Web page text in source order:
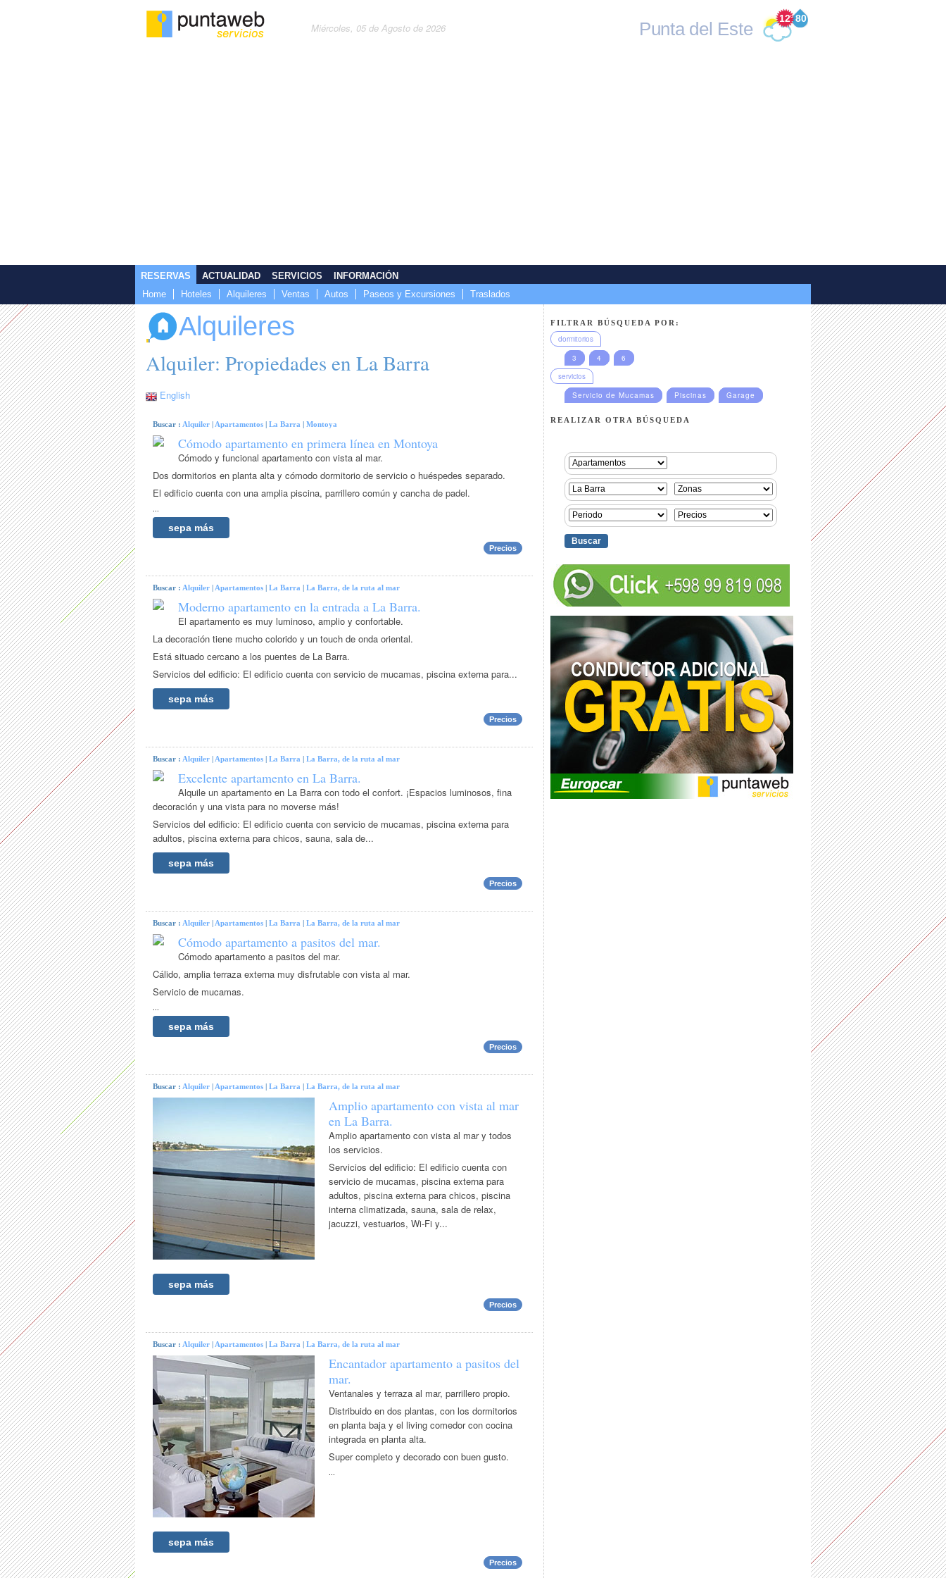
Miércoles, 05 de Agosto de 2026
80
12°
Punta del Este
RESERVAS
Home
Hoteles Alquileres Ventas Autos Paseos y Excursiones Traslados
ACTUALIDAD SERVICIOS INFORMACIÓN
Alquileres
Alquiler: Propiedades en La Barra
English
Buscar : Alquiler Apartamentos La Barra Montoya
Cómodo apartamento en primera línea en Montoya
Cómodo y funcional apartamento con vista al mar.
Dos dormitorios en planta alta y cómodo dormitorio de servicio o huéspedes separado.
El edificio cuenta con una amplia piscina, parrillero común y cancha de padel.
...
sepa más
Precios
Buscar : Alquiler Apartamentos La Barra La Barra, de la ruta al mar
Moderno apartamento en la entrada a La Barra.
El apartamento es muy luminoso, amplio y confortable.
La decoración tiene mucho colorido y un touch de onda oriental.
Está situado cercano a los puentes de La Barra.
Servicios del edificio: El edificio cuenta con servicio de mucamas, piscina externa para...
sepa más
Precios
Buscar : Alquiler Apartamentos La Barra La Barra, de la ruta al mar
Excelente apartamento en La Barra.
Alquile un apartamento en La Barra con todo el confort. ¡Espacios luminosos, fina
decoración y una vista para no moverse más!
Servicios del edificio: El edificio cuenta con servicio de mucamas, piscina externa para
adultos, piscina externa para chicos, sauna, sala de...
sepa más
Precios
Buscar : Alquiler Apartamentos La Barra La Barra, de la ruta al mar
Cómodo apartamento a pasitos del mar.
Cómodo apartamento a pasitos del mar.
Cálido, amplia terraza externa muy disfrutable con vista al mar.
Servicio de mucamas.
...
sepa más
Precios
Buscar : Alquiler Apartamentos La Barra La Barra, de la ruta al mar
Amplio apartamento con vista al mar
en La Barra.
Amplio apartamento con vista al mar y todos
los servicios.
Servicios del edificio: El edificio cuenta con
servicio de mucamas, piscina externa para
adultos, piscina externa para chicos, piscina
interna climatizada, sauna, sala de relax,
jacuzzi, vestuarios, Wi-Fi y...
sepa más
Precios
Buscar : Alquiler Apartamentos La Barra La Barra, de la ruta al mar
Encantador apartamento a pasitos del
mar.
Ventanales y terraza al mar, parrillero propio.
Distribuido en dos plantas, con los dormitorios
en planta baja y el living comedor con cocina
integrada en planta alta.
Super completo y decorado con buen gusto.
...
sepa más
Precios
FILTRAR BÚSQUEDA POR:
dormitorios
3
4
6
servicios
Servicio de Mucamas
Piscinas Garage
REALIZAR OTRA BÚSQUEDA